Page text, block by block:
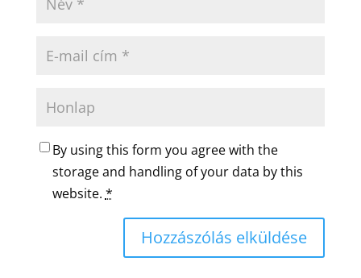
By using this form you agree with the
storage and handling of your data by this
website. *